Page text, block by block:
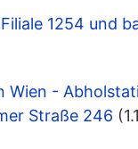
1254 und
Wien -
Straße 246